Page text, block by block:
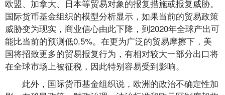
欧盟、加拿大、日本等贸易对象的报复措施或报复威胁。
国际货币基金组织的模型分析显示，如果当前的贸易政策
威胁变为现实，商业信心由此下降，到2020年全球产出可
能比当前的预测低0.5%。在更为广泛的贸易摩擦下，美
国将招致更多的贸易报复行为，有相对较大一部分出口将
在全球市场上被征税，因此特别容易受到影响。
此外，国际货币基金组织说，欧洲的政治不确定性加